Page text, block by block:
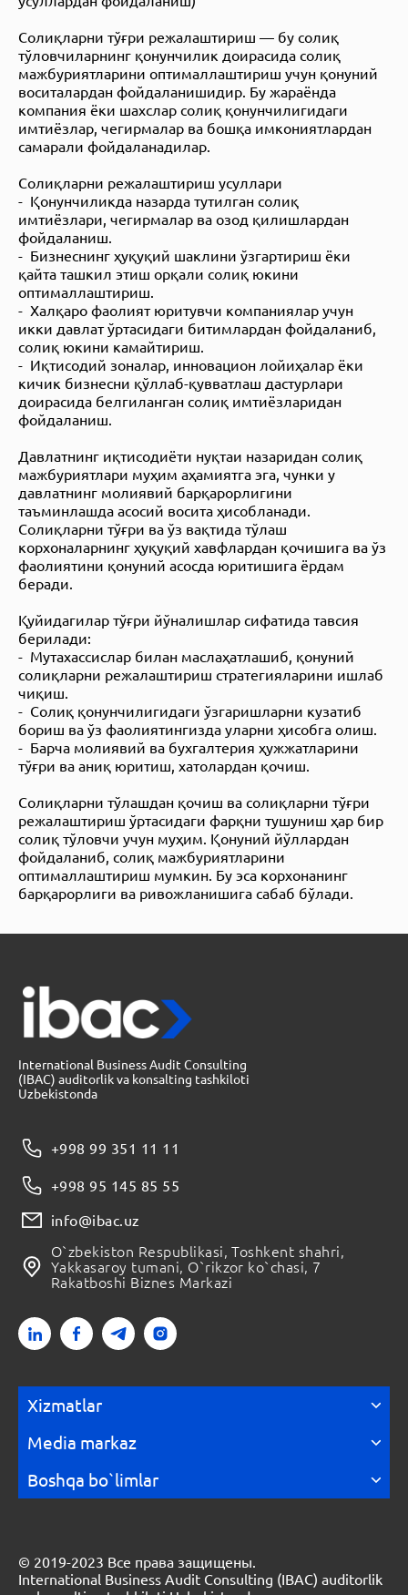
Солиқларни тўғри режалаштириш — бу солиқ
тўловчиларнинг қонунчилик доирасида солиқ
мажбуриятларини оптималлаштириш учун қонуний
воситалардан фойдаланишидир. Бу жараёнда
компания ёки шахслар солиқ қонунчилигидаги
имтиёзлар, чегирмалар ва бошқа имкониятлардан
самарали фойдаланадилар.
Солиқларни режалаштириш усуллари
- Қонунчиликда назарда тутилган солиқ
имтиёзлари, чегирмалар ва озод қилишлардан
фойдаланиш.
- Бизнеснинг ҳуқуқий шаклини ўзгартириш ёки
қайта ташкил этиш орқали солиқ юкини
оптималлаштириш.
- Халқаро фаолият юритувчи компаниялар учун
икки давлат ўртасидаги битимлардан фойдаланиб,
солиқ юкини камайтириш.
- Иқтисодий зоналар, инновацион лойиҳалар ёки
кичик бизнесни қўллаб-қувватлаш дастурлари
доирасида белгиланган солиқ имтиёзларидан
фойдаланиш.
Давлатнинг иқтисодиёти нуқтаи назаридан солиқ
мажбуриятлари муҳим аҳамиятга эга, чунки у
давлатнинг молиявий барқарорлигини
таъминлашда асосий восита ҳисобланади.
Солиқларни тўғри ва ўз вақтида тўлаш
корхоналарнинг ҳуқуқий хавфлардан қочишига ва ўз
фаолиятини қонуний асосда юритишига ёрдам
беради.
Қуйидагилар тўғри йўналишлар сифатида тавсия
берилади:
- Мутахассислар билан маслаҳатлашиб, қонуний
солиқларни режалаштириш стратегияларини ишлаб
чиқиш.
- Солиқ қонунчилигидаги ўзгаришларни кузатиб
бориш ва ўз фаолиятингизда уларни ҳисобга олиш.
- Барча молиявий ва бухгалтерия ҳужжатларини
тўғри ва аниқ юритиш, хатолардан қочиш.
Солиқларни тўлашдан қочиш ва солиқларни тўғри
режалаштириш ўртасидаги фарқни тушуниш ҳар бир
солиқ тўловчи учун муҳим. Қонуний йўллардан
фойдаланиб, солиқ мажбуриятларини
оптималлаштириш мумкин. Бу эса корхонанинг
барқарорлиги ва ривожланишига сабаб бўлади.
International Business Audit Consulting
(IBAC) auditorlik va konsalting tashkiloti
Uzbekistonda
+998 99 351 11 11
+998 95 145 85 55
info@ibac.uz
O`zbekiston Respublikasi, Toshkent shahri,
Yakkasaroy tumani, O`rikzor ko`chasi, 7
Rakatboshi Biznes Markazi
Xizmatlar
Media markaz
Boshqa bo`limlar
© 2019-2023 Все права защищены.
International Business Audit Consulting (IBAC) auditorlik